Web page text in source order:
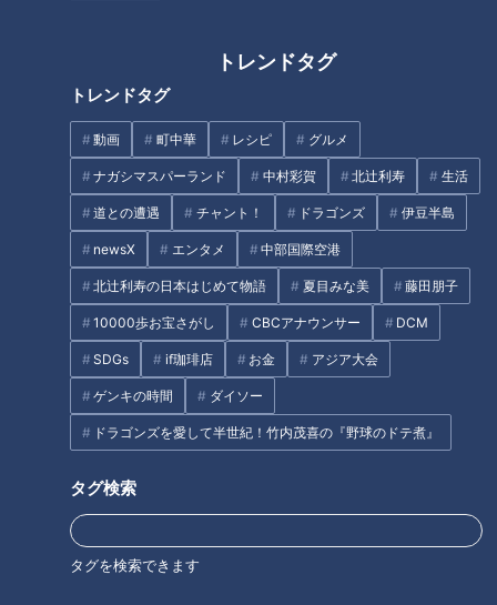
トレンドタグ
トレンドタグ
動画 町中華 レシピ グルメ
ナガシマスパーランド 中村彩賀 北辻利寿 生活
道との遭遇 チャント！ ドラゴンズ 伊豆半島
newsX エンタメ 中部国際空港
北辻利寿の日本はじめて物語 夏目みな美 藤田朋子
10000歩お宝さがし CBCアナウンサー DCM
SDGs if珈琲店 お金 アジア大会
ゲンキの時間 ダイソー
ドラゴンズを愛して半世紀！竹内茂喜の『野球のドテ煮』
タグ検索
タグを検索できます
消えない「あざ」原因は？…“危
険なあざ”のサインも！あざによ
命を縮める!?「睡眠時無呼吸症
法
タグ
健康 ゲンキの時間 坂下千里子 石丸幹二
オススメ関連コンテンツ
世界一楽なスクワット！？ダイ
エットのスペシャリストに学ぶ
「無理なくやせる方法」